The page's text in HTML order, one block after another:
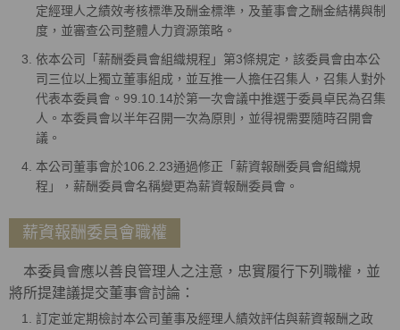
定經理人之績效考核標準及酬金標準，及董事會之酬金結構與制
度，並審查公司整體人力資源策略。
依本公司「薪酬委員會組織規程」第3條規定，該委員會由本公
司三位以上獨立董事組成，並互推一人擔任召集人，召集人對外
代表本委員會。99.10.14於第一次會議中推選于委員卓民為召集
人。本委員會以半年召開一次為原則，並得視需要隨時召開會
議。
本公司董事會於106.2.23通過修正「薪資報酬委員會組織規
程」，薪酬委員會名稱變更為薪資報酬委員會。
薪資報酬委員會職權
本委員會應以善良管理人之注意，忠實履行下列職權，並
將所提建議提交董事會討論：
訂定並定期檢討本公司董事及經理人績效評估與薪資報酬之政